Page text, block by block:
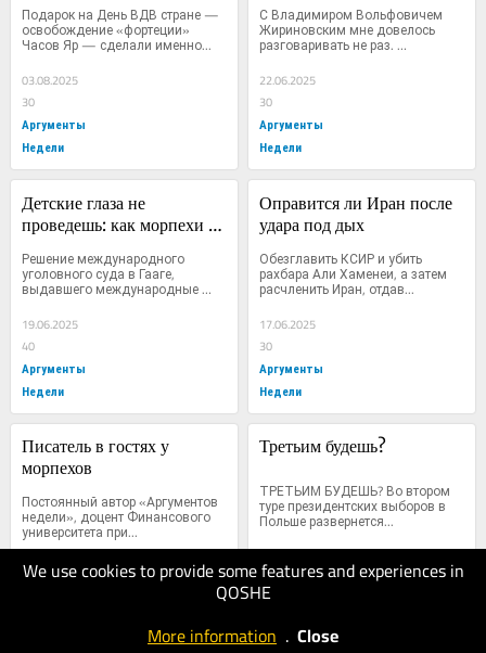
We use cookies to provide some features and experiences in
QOSHE
More information . Close
Подарок на День ВДВ стране —
освобождение «фортеции»
Часов Яр — сделали именно...
03.08.2025
30
Аргументы
Недели
иранского ответа
С Владимиром Вольфовичем
Жириновским мне довелось
разговаривать не раз.
Однажды,...
22.06.2025
30
Аргументы
Недели
Детские глаза не
проведешь: как морпехи и
детство
Решение международного
уголовного суда в Гааге,
выдавшего международные
ордера...
19.06.2025
40
Аргументы
Недели
Оправится ли Иран после
удара под дых
Обезглавить КСИР и убить
рахбара Али Хаменеи, а затем
расчленить Иран, отдав...
17.06.2025
30
Аргументы
Недели
Писатель в гостях у
морпехов
Постоянный автор «Аргументов
недели», доцент Финансового
университета при...
12.06.2025
Третьим будешь?
ТРЕТЬИМ БУДЕШЬ? Во втором
туре президентских выборов в
Польше развернется...
28.05.2025
30
Недели